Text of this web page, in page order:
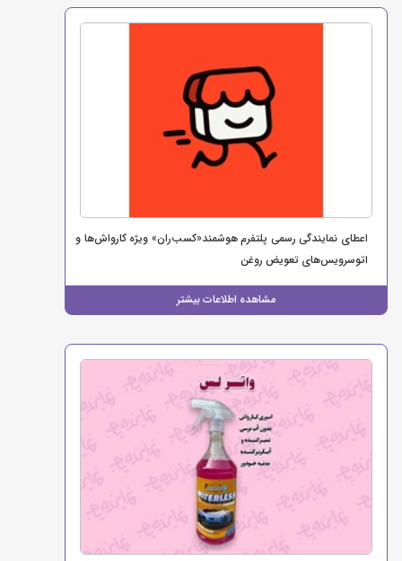
اعطای نمایندگی رسمی پلتفرم هوشمند«کسب‌ران» ویژه کارواش‌ها و
اتوسرویس‌های تعویض روغن
مشاهده اطلاعات بیشتر